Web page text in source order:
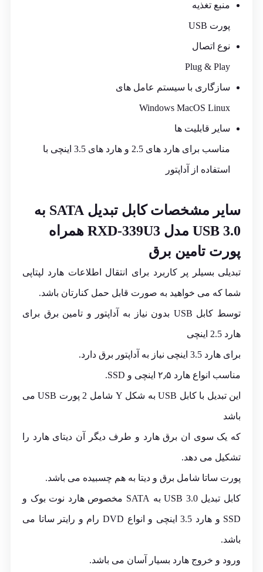
منبع تغذیه
پورت USB
نوع اتصال
Plug & Play
سازگاری با سیستم عامل های
Windows MacOS Linux
سایر قابلیت ها
مناسب برای هارد های 2.5 و هارد های 3.5 اینچی با
استفاده از آداپتور
سایر مشخصات
کابل تبدیل SATA به
USB 3.0 مدل RXD-339U3 همراه
پورت تامین برق
تبدیلی بسیلر پر کاربرد برای انتقال اطلاعات هارد لپتاپی
شما که می خواهید به صورت قابل حمل کنارتان باشد.
توسط کابل USB بدون نیاز به آداپتور و تامین برق برای
هارد 2.5 اینچی
برای هارد 3.5 اینچی نیاز به آداپتور برق دارد.
مناسب انواع هارد ۲٫۵ اینچی و SSD.
این تبدیل با کابل USB به شکل Y شامل 2 پورت USB می
باشد
که یک سوی ان برق هارد و طرف دیگر آن دیتای هارد را
تشکیل می دهد.
پورت ساتا شامل برق و دیتا به هم چسبیده می باشد.
کابل تبدیل USB 3.0 به SATA مخصوص هارد نوت بوک و
SSD و هارد 3.5 اینچی و انواع DVD رام و رایتر ساتا می
باشد.
ورود و خروج هارد بسیار آسان می باشد.